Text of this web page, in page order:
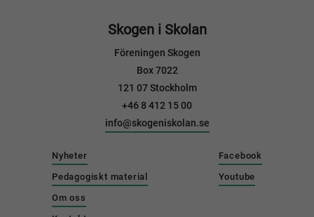
Skogen i Skolan
Föreningen Skogen
Box 7022
121 07 Stockholm
+46 8 412 15 00
info@skogeniskolan.se
Nyheter
Pedagogiskt material
Om oss
Facebook
Youtube